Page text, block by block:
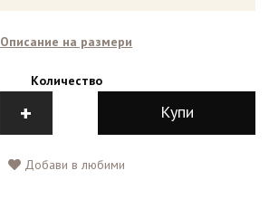
Описание на размери
Количество
+ Купи
Добави в любими